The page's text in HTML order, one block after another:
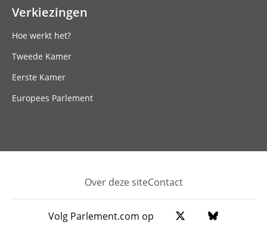
Verkiezingen
Hoe werkt het?
Tweede Kamer
Eerste Kamer
Europees Parlement
Footer
Over deze siteContact
Volg Parlement.com op